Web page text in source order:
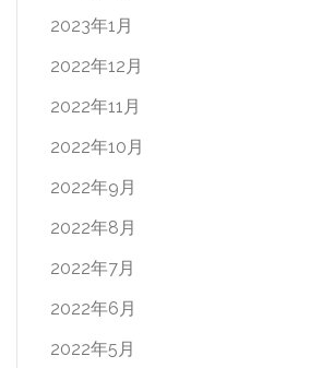
2023年1月
2022年12月
2022年11月
2022年10月
2022年9月
2022年8月
2022年7月
2022年6月
2022年5月